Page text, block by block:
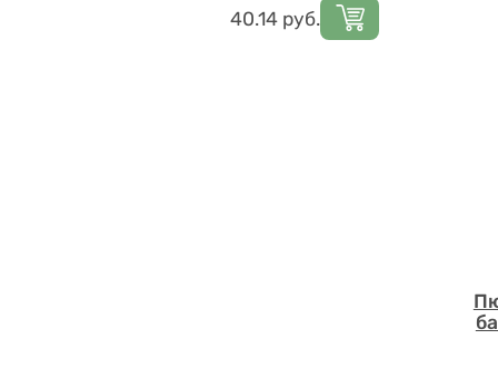
Цена
40.14 руб.